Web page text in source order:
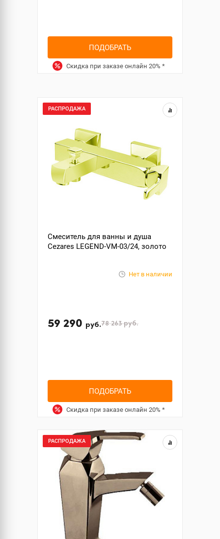
ПОДОБРАТЬ
Скидка при заказе онлайн 20% *
РАСПРОДАЖА
Смеситель для ванны и душа
Cezares LEGEND-VM-03/24, золото
Нет в наличии
59 290 руб.78 263руб.
ПОДОБРАТЬ
Скидка при заказе онлайн 20% *
РАСПРОДАЖА